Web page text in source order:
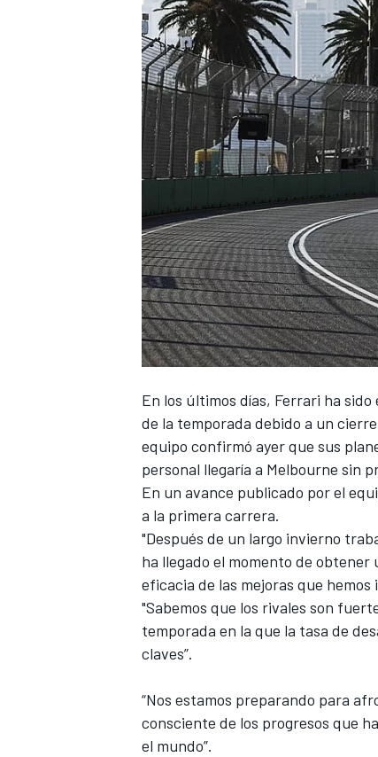
MOTOGP
NASCAR CUP
FÓRMULA E
En los últimos días, Ferrari ha
de la temporada debido a un
equipo confirmó ayer que sus
personal llegaría a Melbourne sin
En un avance publicado por el
a la primera carrera.
"Después de un largo invierno
ha llegado el momento de
eficacia de las mejoras que
"Sabemos que los rivales son
temporada en la que la tasa de
claves”.
“Nos estamos preparando para
consciente de los progresos que
el mundo”.